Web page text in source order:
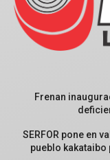
Frenan
SERFOR pone en
pueblo